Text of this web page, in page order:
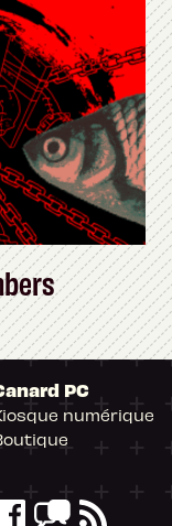
PC
numérique